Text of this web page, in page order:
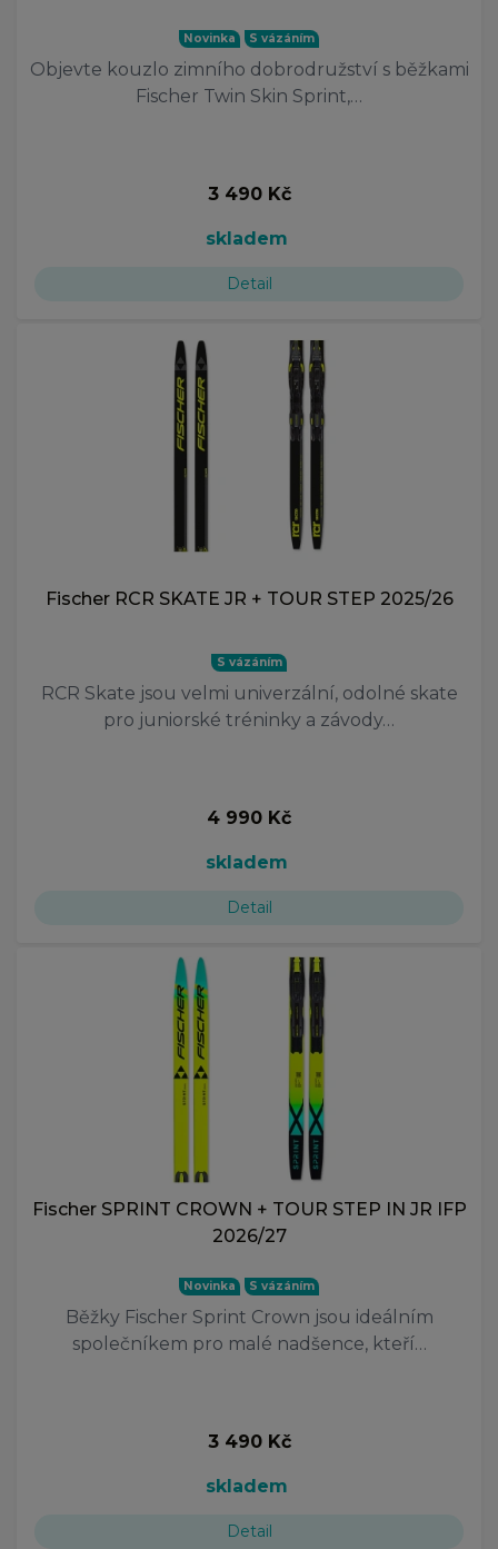
Novinka S vázáním
Objevte kouzlo zimního dobrodružství s běžkami
Fischer Twin Skin Sprint,…
3 490 Kč
skladem
Detail
Fischer RCR SKATE JR + TOUR STEP 2025/26
S vázáním
RCR Skate jsou velmi univerzální, odolné skate
pro juniorské tréninky a závody…
4 990 Kč
skladem
Detail
Fischer SPRINT CROWN + TOUR STEP IN JR IFP
2026/27
Novinka S vázáním
Běžky Fischer Sprint Crown jsou ideálním
společníkem pro malé nadšence, kteří…
3 490 Kč
skladem
Detail